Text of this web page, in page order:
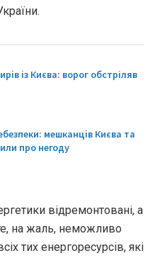
із Києва: ворог обстріляв
мешканців Києва та
про негоду
відремонтовані, а
на жаль, неможливо
тих енергоресурсів, які